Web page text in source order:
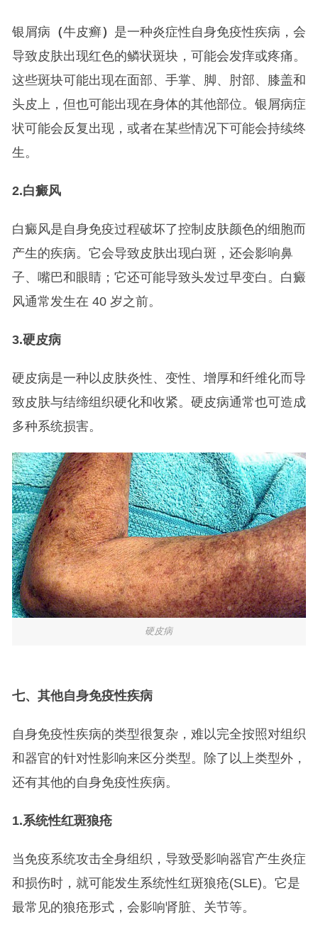
银屑病 （牛皮癣） 是一种炎症性自身免疫性疾病，会
导致皮肤出现红色的鳞状斑块，可能会发痒或疼痛。
这些斑块可能出现在面部、手掌、脚、肘部、膝盖和
头皮上，但也可能出现在身体的其他部位。银屑病症
状可能会反复出现，或者在某些情况下可能会持续终
生。
2.白癜风
白癜风是自身免疫过程破坏了控制皮肤颜色的细胞而
产生的疾病。它会导致皮肤出现白斑，还会影响鼻
子、嘴巴和眼睛；它还可能导致头发过早变白。白癜
风通常发生在 40 岁之前。
3.硬皮病
硬皮病是一种以皮肤炎性、变性、增厚和纤维化而导
致皮肤与结缔组织硬化和收紧。硬皮病通常也可造成
多种系统损害。
硬皮病
七、其他自身免疫性疾病
自身免疫性疾病的类型很复杂，难以完全按照对组织
和器官的针对性影响来区分类型。除了以上类型外，
还有其他的自身免疫性疾病。
1.系统性红斑狼疮
当免疫系统攻击全身组织，导致受影响器官产生炎症
和损伤时，就可能发生系统性红斑狼疮(SLE)。它是
最常见的狼疮形式，会影响肾脏、关节等。